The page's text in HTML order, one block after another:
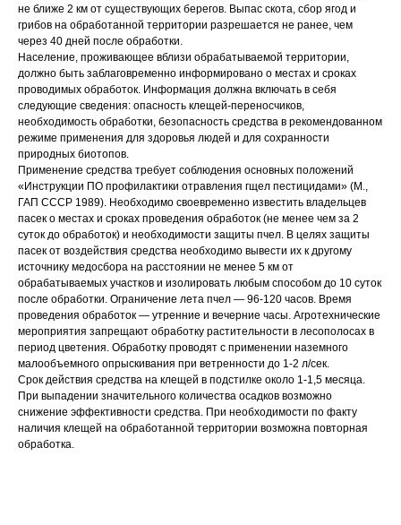
не ближе 2 км от существующих берегов. Выпас скота, сбор ягод и
грибов на обработанной территории разрешается не ранее, чем
через 40 дней после обработки.
Население, проживающее вблизи обрабатываемой территории,
должно быть заблаговременно информировано о местах и сроках
проводимых обработок. Информация должна включать в себя
следующие сведения: опасность клещей-переносчиков,
необходимость обработки, безопасность средства в рекомендованном
режиме применения для здоровья людей и для сохранности
природных биотопов.
Применение средства требует соблюдения основных положений
«Инструкции ПО профилактики отравления гщел пестицидами» (М.,
ГАП СССР 1989). Необходимо своевременно известить владельцев
пасек о местах и сроках проведения обработок (не менее чем за 2
суток до обработок) и необходимости защиты пчел. В целях защиты
пасек от воздействия средства необходимо вывести их к другому
источнику медосбора на расстоянии не менее 5 км от
обрабатываемых участков и изолировать любым способом до 10 суток
после обработки. Ограничение лета пчел — 96-120 часов. Время
проведения обработок — утренние и вечерние часы. Агротехнические
мероприятия запрещают обработку растительности в лесополосах в
период цветения. Обработку проводят с применении наземного
малообъемного опрыскивания при ветренности до 1-2 л/сек.
Срок действия средства на клещей в подстилке около 1-1,5 месяца.
При выпадении значительного количества осадков возможно
снижение эффективности средства. При необходимости по факту
наличия клещей на обработанной территории возможна повторная
обработка.